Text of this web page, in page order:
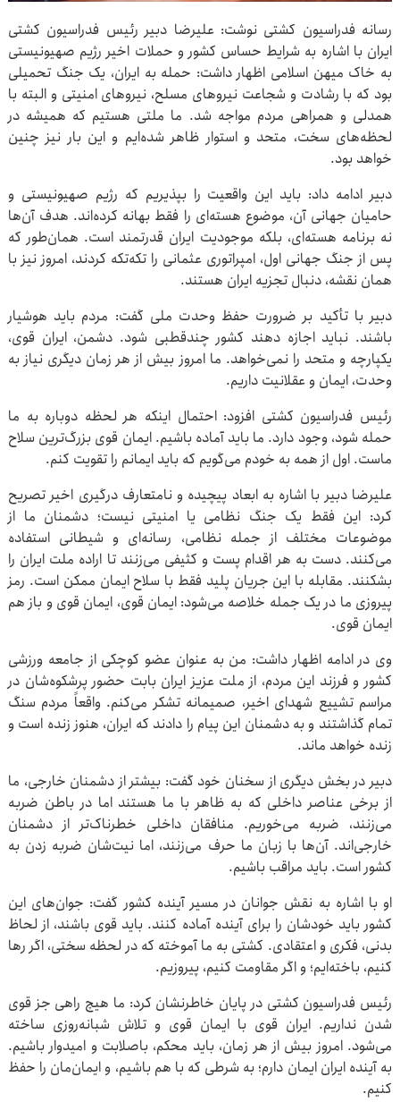
رسانه فدراسیون کشتی نوشت: علیرضا دبیر رئیس فدراسیون کشتی
ایران با اشاره به شرایط حساس کشور و حملات اخیر رژیم صهیونیستی
به خاک میهن اسلامی اظهار داشت: حمله به ایران، یک جنگ تحمیلی
بود که با رشادت و شجاعت نیروهای مسلح، نیروهای امنیتی و البته با
همدلی و همراهی مردم مواجه شد. ما ملتی هستیم که همیشه در
لحظه‌های سخت، متحد و استوار ظاهر شده‌ایم و این بار نیز چنین
خواهد بود.
دبیر ادامه داد: باید این واقعیت را بپذیریم که رژیم صهیونیستی و
حامیان جهانی آن، موضوع هسته‌ای را فقط بهانه کرده‌اند. هدف آن‌ها
نه برنامه هسته‌ای، بلکه موجودیت ایران قدرتمند است. همان‌طور که
پس از جنگ جهانی اول، امپراتوری عثمانی را تکه‌تکه کردند، امروز نیز با
همان نقشه، دنبال تجزیه ایران هستند.
دبیر با تأکید بر ضرورت حفظ وحدت ملی گفت: مردم باید هوشیار
باشند. نباید اجازه دهند کشور چندقطبی شود. دشمن، ایران قوی،
یکپارچه و متحد را نمی‌خواهد. ما امروز بیش از هر زمان دیگری نیاز به
وحدت، ایمان و عقلانیت داریم.
رئیس فدراسیون کشتی افزود: احتمال اینکه هر لحظه دوباره به ما
حمله شود، وجود دارد. ما باید آماده باشیم. ایمان قوی بزرگ‌ترین سلاح
ماست. اول از همه به خودم می‌گویم که باید ایمانم را تقویت کنم.
علیرضا دبیر با اشاره به ابعاد پیچیده و نامتعارف درگیری اخیر تصریح
کرد: این فقط یک جنگ نظامی یا امنیتی نیست؛ دشمنان ما از
موضوعات مختلف از جمله نظامی، رسانه‌ای و شیطانی استفاده
می‌کنند. دست به هر اقدام پست و کثیفی می‌زنند تا اراده ملت ایران را
بشکنند. مقابله با این جریان پلید فقط با سلاح ایمان ممکن است. رمز
پیروزی ما در یک جمله خلاصه می‌شود: ایمان قوی، ایمان قوی و باز هم
ایمان قوی.
وی در ادامه اظهار داشت: من به عنوان عضو کوچکی از جامعه ورزشی
کشور و فرزند این مردم، از ملت عزیز ایران بابت حضور پرشکوه‌شان در
مراسم تشییع شهدای اخیر، صمیمانه تشکر می‌کنم. واقعاً مردم سنگ
تمام گذاشتند و به دشمنان این پیام را دادند که ایران، هنوز زنده است و
زنده خواهد ماند.
دبیر در بخش دیگری از سخنان خود گفت: بیشتر از دشمنان خارجی، ما
از برخی عناصر داخلی که به ظاهر با ما هستند اما در باطن ضربه
می‌زنند، ضربه می‌خوریم. منافقان داخلی خطرناک‌تر از دشمنان
خارجی‌اند. آن‌ها با زبان ما حرف می‌زنند، اما نیت‌شان ضربه زدن به
کشور است. باید مراقب باشیم.
او با اشاره به نقش جوانان در مسیر آینده کشور گفت: جوان‌های این
کشور باید خودشان را برای آینده آماده کنند. باید قوی باشند، از لحاظ
بدنی، فکری و اعتقادی. کشتی به ما آموخته که در لحظه سختی، اگر رها
کنیم، باخته‌ایم؛ و اگر مقاومت کنیم، پیروزیم.
رئیس فدراسیون کشتی در پایان خاطرنشان کرد: ما هیچ راهی جز قوی
شدن نداریم. ایران قوی با ایمان قوی و تلاش شبانه‌روزی ساخته
می‌شود. امروز بیش از هر زمان، باید محکم، باصلابت و امیدوار باشیم.
به آینده ایران ایمان دارم؛ به شرطی که با هم باشیم، و ایمان‌مان را حفظ
کنیم.